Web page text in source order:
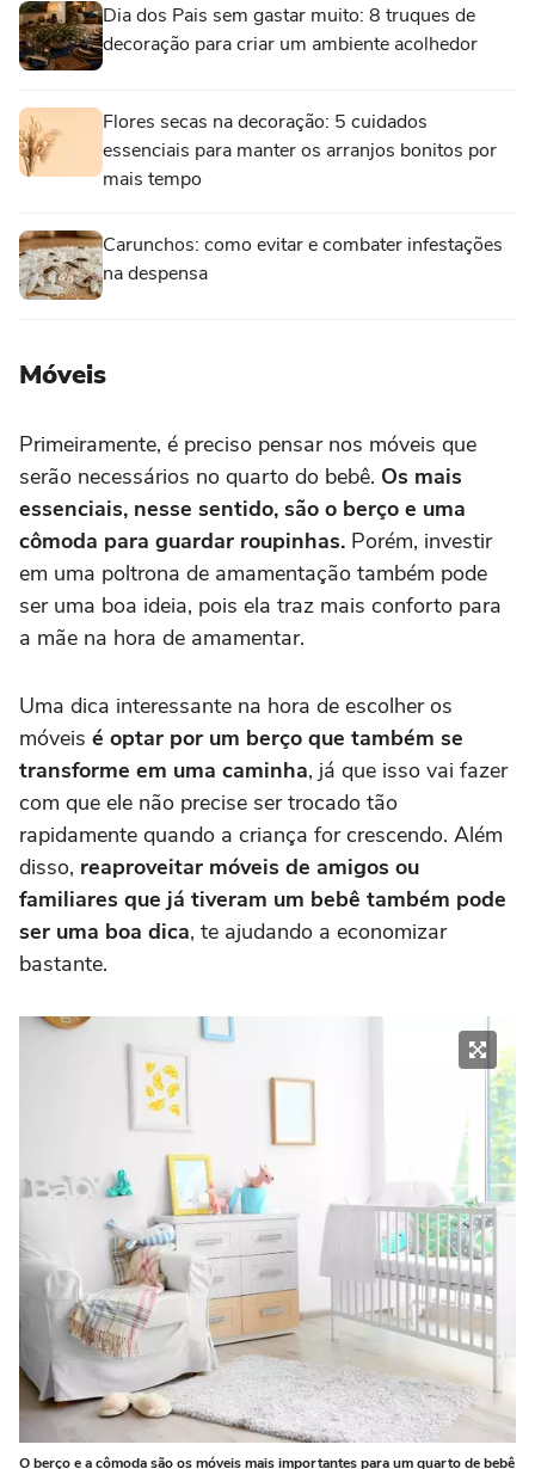
Dia dos Pais sem gastar muito: 8 truques de
decoração para criar um ambiente acolhedor
Flores secas na decoração: 5 cuidados
essenciais para manter os arranjos bonitos por
mais tempo
Carunchos: como evitar e combater infestações
na despensa
Móveis
Primeiramente, é preciso pensar nos móveis que
serão necessários no quarto do bebê. Os mais
essenciais, nesse sentido, são o berço e uma
cômoda para guardar roupinhas. Porém, investir
em uma poltrona de amamentação também pode
ser uma boa ideia, pois ela traz mais conforto para
a mãe na hora de amamentar.
Uma dica interessante na hora de escolher os
móveis é optar por um berço que também se
transforme em uma caminha, já que isso vai fazer
com que ele não precise ser trocado tão
rapidamente quando a criança for crescendo. Além
disso, reaproveitar móveis de amigos ou
familiares que já tiveram um bebê também pode
ser uma boa dica, te ajudando a economizar
bastante.
O berço e a cômoda são os móveis mais importantes para um quarto de bebê